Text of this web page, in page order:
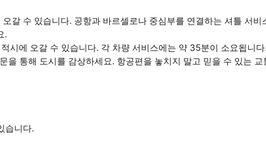
갈 수 있습니다. 공항과 바르셀로나 중심부를 연결하는 셔틀 서비
.
시에 오갈 수 있습니다. 각 차량 서비스에는 약 35분이 소요됩니
을 통해 도시를 감상하세요. 항공편을 놓치지 말고 믿을 수 있는 교
습니다.